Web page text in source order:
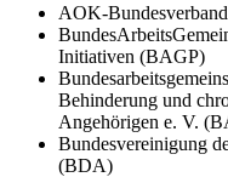
AOK-
Initiativen (BAGP)
Behinderung und
Angehörigen e. V.
Bundesvereinigung
(BDA)